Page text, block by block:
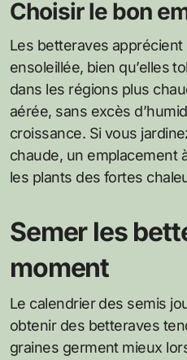
Choisir le bon
Les betteraves
ensoleillée, bien qu’elles
dans les régions plus
aérée, sans excès
croissance. Si vous
chaude, un emplacement
les plants des fortes
Semer les
moment
Le calendrier des semis
obtenir des betteraves
graines germent mieux